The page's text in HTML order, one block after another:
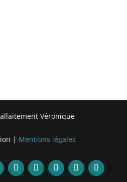
Véronique
| Mentions légales